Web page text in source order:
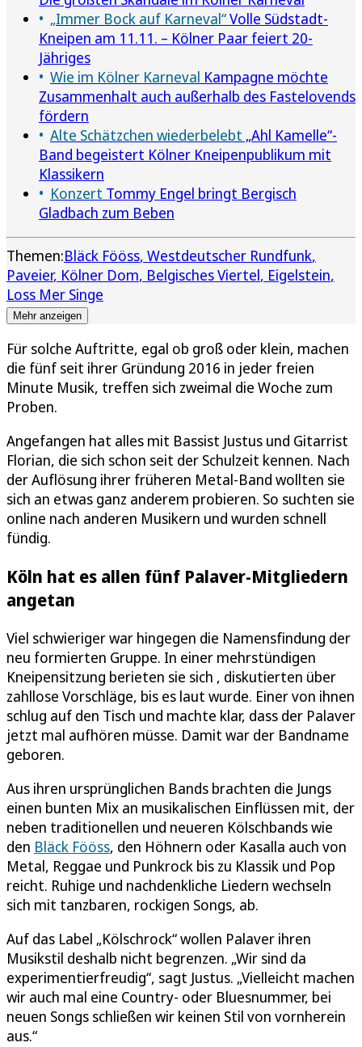
„Immer Bock auf Karneval“Volle Südstadt-
Kneipen am 11.11. – Kölner Paar feiert 20-
Jähriges
Wie im Kölner Karneval Kampagne möchte
Zusammenhalt auch außerhalb des Fastelovends
fördern
Alte Schätzchen wiederbelebt „Ahl Kamelle“-
Band begeistert Kölner Kneipenpublikum mit
Klassikern
Konzert Tommy Engel bringt Bergisch
Gladbach zum Beben
Themen:Bläck Fööss Westdeutscher Rundfunk
Paveier Kölner Dom Belgisches Viertel Eigelstein
Loss Mer Singe
Mehr anzeigen
Für solche Auftritte, egal ob groß oder klein, machen
die fünf seit ihrer Gründung 2016 in jeder freien
Minute Musik, treffen sich zweimal die Woche zum
Proben.
Angefangen hat alles mit Bassist Justus und Gitarrist
Florian, die sich schon seit der Schulzeit kennen. Nach
der Auflösung ihrer früheren Metal-Band wollten sie
sich an etwas ganz anderem probieren. So suchten sie
online nach anderen Musikern und wurden schnell
fündig.
Köln hat es allen fünf Palaver-Mitgliedern
angetan
Viel schwieriger war hingegen die Namensfindung der
neu formierten Gruppe. In einer mehrstündigen
Kneipensitzung berieten sie sich , diskutierten über
zahllose Vorschläge, bis es laut wurde. Einer von ihnen
schlug auf den Tisch und machte klar, dass der Palaver
jetzt mal aufhören müsse. Damit war der Bandname
geboren.
Aus ihren ursprünglichen Bands brachten die Jungs
einen bunten Mix an musikalischen Einflüssen mit, der
neben traditionellen und neueren Kölschbands wie
den Bläck Fööss, den Höhnern oder Kasalla auch von
Metal, Reggae und Punkrock bis zu Klassik und Pop
reicht. Ruhige und nachdenkliche Liedern wechseln
sich mit tanzbaren, rockigen Songs, ab.
Auf das Label „Kölschrock“ wollen Palaver ihren
Musikstil deshalb nicht begrenzen. „Wir sind da
experimentierfreudig“, sagt Justus. „Vielleicht machen
wir auch mal eine Country- oder Bluesnummer, bei
neuen Songs schließen wir keinen Stil von vornherein
aus.“